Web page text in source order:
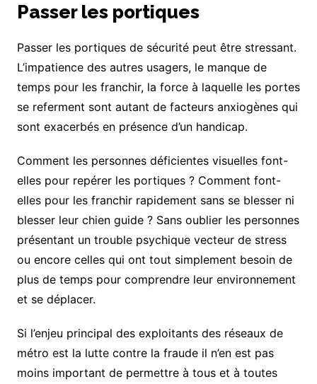
Passer les portiques
Passer les portiques de sécurité peut être stressant.
L’impatience des autres usagers, le manque de
temps pour les franchir, la force à laquelle les portes
se referment sont autant de facteurs anxiogènes qui
sont exacerbés en présence d’un handicap.
Comment les personnes déficientes visuelles font-
elles pour repérer les portiques ? Comment font-
elles pour les franchir rapidement sans se blesser ni
blesser leur chien guide ? Sans oublier les personnes
présentant un trouble psychique vecteur de stress
ou encore celles qui ont tout simplement besoin de
plus de temps pour comprendre leur environnement
et se déplacer.
Si l’enjeu principal des exploitants des réseaux de
métro est la lutte contre la fraude il n’en est pas
moins important de permettre à tous et à toutes